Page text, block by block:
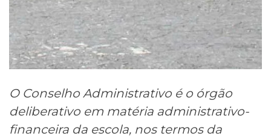
O Conselho Administrativo é o órgão
deliberativo em matéria administrativo-
financeira da escola, nos termos da